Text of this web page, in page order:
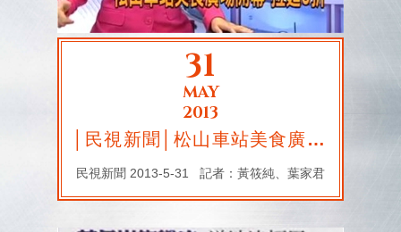
31
MAY
2013
│民視新聞│松山車站美食廣場開幕 拉麵5折
民視新聞 2013-5-31 記者：黃筱純、葉家君